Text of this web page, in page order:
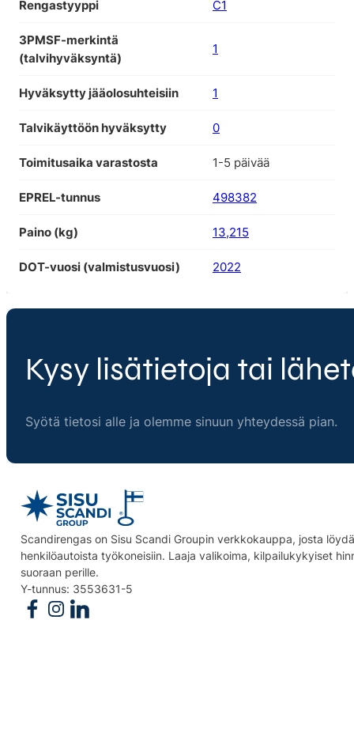
Rengastyyppi C1
3PMSF-merkintä
(talvihyväksyntä)
1
Hyväksytty jääolosuhteisiin 1
Talvikäyttöön hyväksytty 0
Toimitusaika varastosta 1-5 päivää
EPREL-tunnus 498382
Paino (kg) 13,215
DOT-vuosi (valmistusvuosi) 2022
Kysy lisätietoja tai
Syötä tietosi alle ja olemme sinuun yhteydessä pian.
Scandirengas on Sisu Scandi Groupin verkkokauppa, josta
henkilöautoista työkoneisiin. Laaja valikoima, kilpailukykyiset
suoraan perille.
Y-tunnus: 3553631-5
Follow us on Facebook
Follow us on Instagram
Follow us on Linkedin